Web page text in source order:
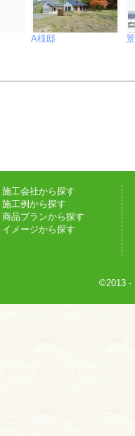
A様邸
施工会社から探す
施工例から探す
商品プランから探す
イメージから探す
©2013 -